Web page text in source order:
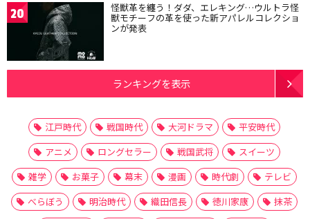
20 怪獣革を纏う！ダダ、エレキング…ウルトラ怪
獣モチーフの革を使った新アパレルコレクショ
ンが発表
ランキングを表示
江戸時代 戦国時代 大河ドラマ
平安時代
アニメ
ロングセラー 戦国武将
スイーツ
雑学
お菓子 幕末 漫画 時代劇
テレビ
べらぼう
明治時代 織田信長 徳川家康
抹茶